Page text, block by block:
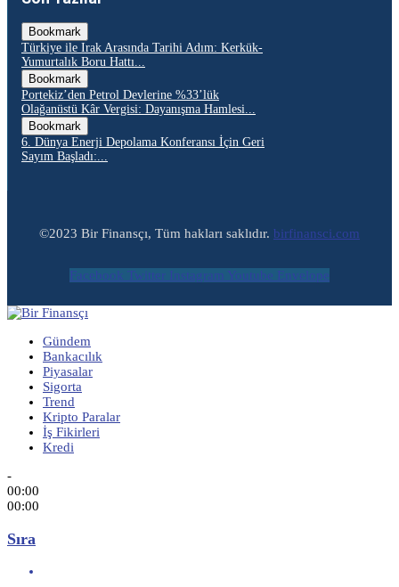
Bookmark
Türkiye ile Irak Arasında Tarihi Adım: Kerkük-
Yumurtalık Boru Hattı...
Bookmark
Portekiz’den Petrol Devlerine %33’lük
Olağanüstü Kâr Vergisi: Dayanışma Hamlesi...
Bookmark
6. Dünya Enerji Depolama Konferansı İçin Geri
Sayım Başladı:...
©2023 Bir Finansçı, Tüm hakları saklıdır. birfinansci.com
Facebook Twitter Instagram Youtube Envelope
Gündem
Bankacılık
Piyasalar
Sigorta
Trend
Kripto Paralar
İş Fikirleri
Kredi
-
00:00
00:00
Sıra